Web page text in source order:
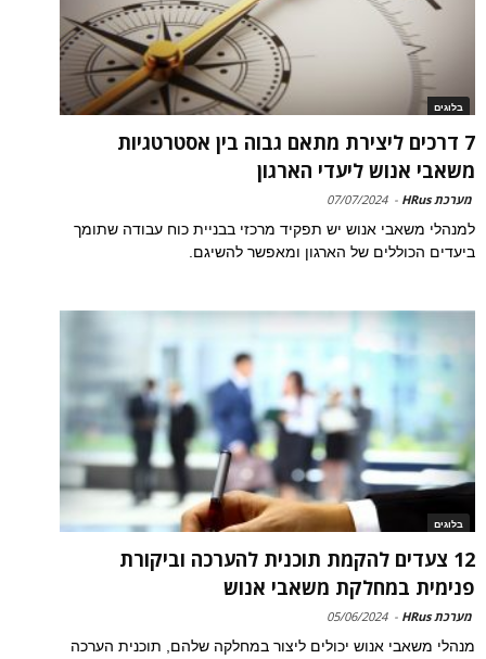
בלוגים
7 דרכים ליצירת מתאם גבוה בין אסטרטגיות
משאבי אנוש ליעדי הארגון
מערכת HRus -
07/07/2024
למנהלי משאבי אנוש יש תפקיד מרכזי בבניית כוח עבודה שתומך
ביעדים הכוללים של הארגון ומאפשר להשיגם.
בלוגים
12 צעדים להקמת תוכנית להערכה וביקורת
פנימית במחלקת משאבי אנוש
מערכת HRus -
05/06/2024
מנהלי משאבי אנוש יכולים ליצור במחלקה שלהם, תוכנית הערכה